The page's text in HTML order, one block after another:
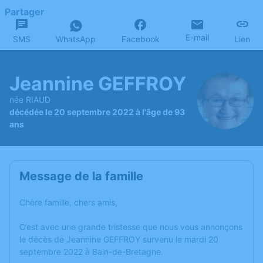
Partager
SMS WhatsApp Facebook E-mail Lien
Jeannine GEFFROY
née RIAUD
décédée le 20 septembre 2022 à l'âge de 93
ans
Message de la famille
Chère famille, chers amis,
C’est avec une grande tristesse que nous vous annonçons
le décès de Jeannine GEFFROY survenu le mardi 20
septembre 2022 à Bain-de-Bretagne.